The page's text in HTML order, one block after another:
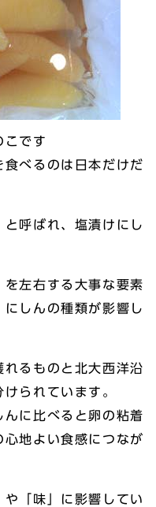
こです
べるのは日本だけだ
呼ばれ、塩漬けにし
左右する大事な要素
しんの種類が影響し
れるものと北大西洋沿
られています。
に比べると卵の粘着
地よい食感につなが
「味」に影響してい